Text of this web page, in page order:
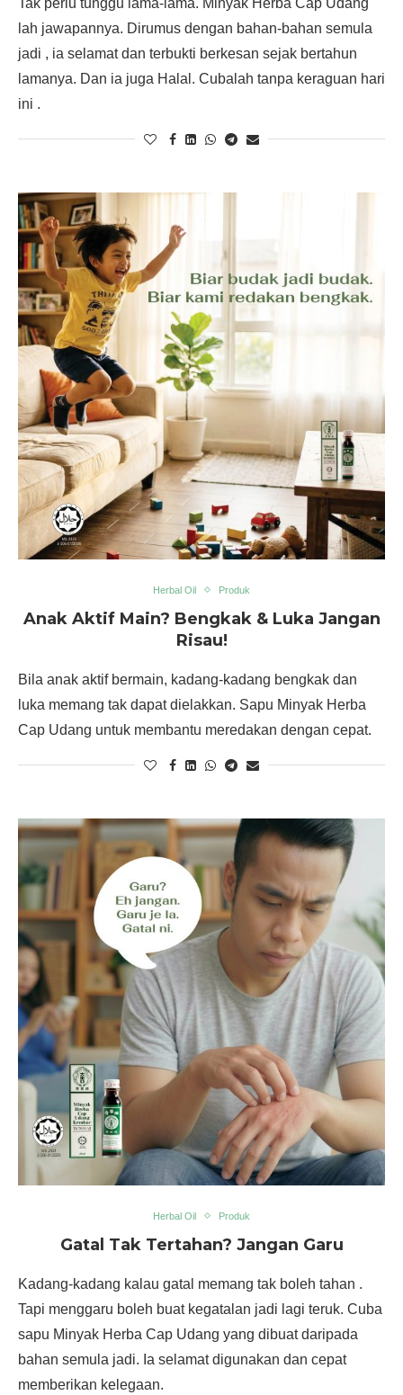
Tak perlu tunggu lama-lama. Minyak Herba Cap Udang
lah jawapannya. Dirumus dengan bahan-bahan semula
jadi , ia selamat dan terbukti berkesan sejak bertahun
lamanya. Dan ia juga Halal. Cubalah tanpa keraguan hari
ini .
Herbal Oil Produk
Anak Aktif Main? Bengkak & Luka Jangan
Risau!
Bila anak aktif bermain, kadang-kadang bengkak dan
luka memang tak dapat dielakkan. Sapu Minyak Herba
Cap Udang untuk membantu meredakan dengan cepat.
Herbal Oil Produk
Gatal Tak Tertahan? Jangan Garu
Kadang-kadang kalau gatal memang tak boleh tahan .
Tapi menggaru boleh buat kegatalan jadi lagi teruk. Cuba
sapu Minyak Herba Cap Udang yang dibuat daripada
bahan semula jadi. Ia selamat digunakan dan cepat
memberikan kelegaan.